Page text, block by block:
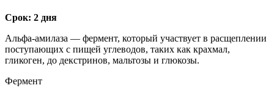
Срок: 2 дня
Альфа-амилаза — фермент, который участвует в расщеплении
поступающих с пищей углеводов, таких как крахмал,
гликоген, до декстринов, мальтозы и глюкозы.
Фермент